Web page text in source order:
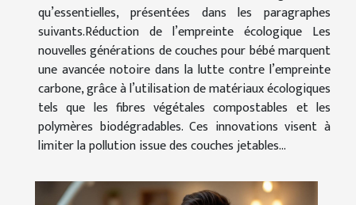
qu’essentielles, présentées dans les paragraphes
suivants.Réduction de l’empreinte écologique Les
nouvelles générations de couches pour bébé marquent
une avancée notoire dans la lutte contre l’empreinte
carbone, grâce à l’utilisation de matériaux écologiques
tels que les fibres végétales compostables et les
polymères biodégradables. Ces innovations visent à
limiter la pollution issue des couches jetables...